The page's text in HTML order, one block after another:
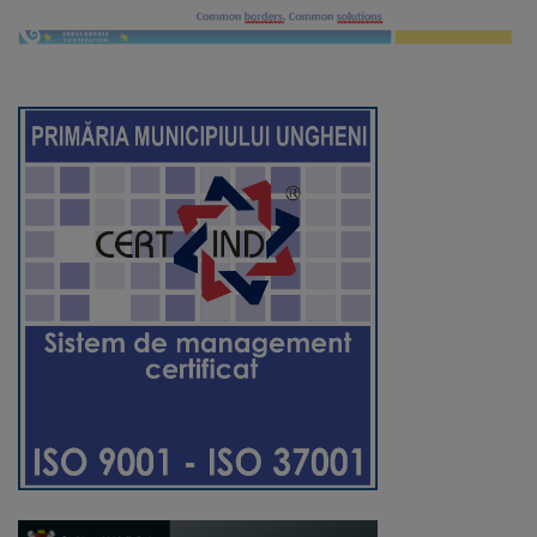
Regulamentul
funcționare
Integritate
și
calitate
Consiliul
Municipal
Secretar
Consilieri